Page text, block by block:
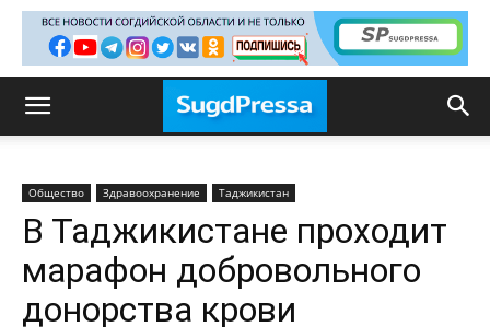
Общество Здравоохранение Таджикистан
В Таджикистане проходит
марафон добровольного
донорства крови